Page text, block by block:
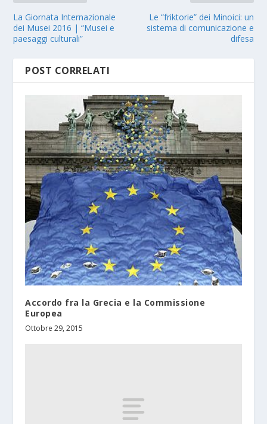
La Giornata Internazionale
dei Musei 2016 | “Musei e
paesaggi culturali”
Le “friktorie” dei Minoici: un
sistema di comunicazione e
difesa
POST CORRELATI
Accordo fra la Grecia e la Commissione
Europea
Ottobre 29, 2015